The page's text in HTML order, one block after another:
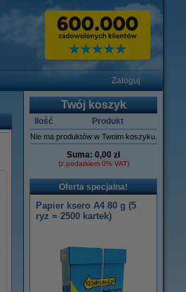
Zaloguj
Twój koszyk
Ilość Produkt
Nie ma produktów w Twoim koszyku.
Suma: 0,00 zł
(z podatkiem 0% VAT)
Oferta specjalna!
Papier ksero A4 80 g (5
ryz = 2500 kartek)